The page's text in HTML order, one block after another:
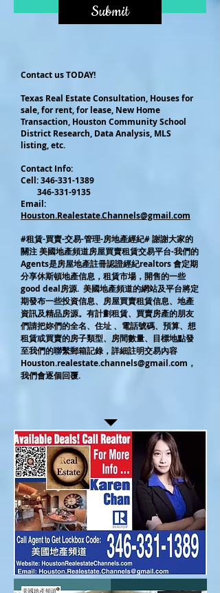
Submit
Contact us TODAY!
Texas Real Estate Consultation, Houses for
sale, for rent, for lease, New Home
Transaction, Houston Community School
District Research, Data Analysis, MLS
listing, etc.
Contact Info:
Cell:346-331-1389
346-331-9135
Email:
Houston.Realestate.Channels@gmail.com
#租賃-買賣-交易-管理-房地產經紀# 謝謝大家的
關注 美國地產頻道房屋買賣租賃交易平台-我們的
Agents是房屋地產註冊認證經紀realtors 會定期
分享休斯頓地產信息，租賃市場，開售的一些
good deal房源. 美國地產頻道的網站及平台將定
期發布一些投資信息、房屋買賣租賃信息、地產
資訊及精品房源。有計劃租賃、買賣房產的朋友
們請把妳們的全名、住址 、電話號碼、預算、想
租賃或買賣的房子類型、房間數量、目標地點發
至我們的聯繫郵箱記錄，詳細註明交易內容
Houston.realestate.channels@gmail.com ，
我們會逐個回覆.